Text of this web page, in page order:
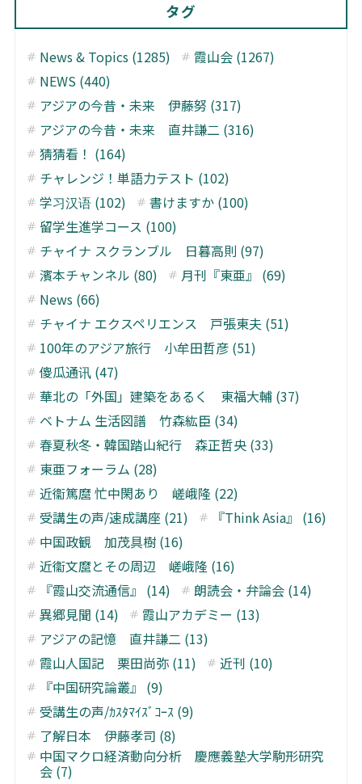
タグ
News & Topics (1285)
霞山会 (1267)
NEWS (440)
アジアの今昔・未来 伊藤努 (317)
アジアの今昔・未来 直井謙二 (316)
猜猜看！ (164)
チャレンジ！単語力テスト (102)
学习汉语 (102)
書けますか (100)
留学生進学コース (100)
チャイナ スクランブル 日暮高則 (97)
濱本チャンネル (80)
月刊『東亜』 (69)
News (66)
チャイナ エクスペリエンス 戸張東夫 (51)
100年のアジア旅行 小牟田哲彦 (51)
傻瓜通讯 (47)
華北の「外国」建築をあるく 東福大輔 (37)
ベトナム 生活図譜 竹森紘臣 (34)
春夏秋冬・韓国踏山紀行 森正哲央 (33)
東亜フォーラム (28)
近衞篤麿 忙中閑あり 嵯峨隆 (22)
受講生の声/速成講座 (21)
『Think Asia』 (16)
中国政観 加茂具樹 (16)
近衞文麿とその周辺 嵯峨隆 (16)
『霞山交流通信』 (14)
朗読会・弁論会 (14)
異郷見聞 (14)
霞山アカデミー (13)
アジアの記憶 直井謙二 (13)
霞山人国記 栗田尚弥 (11)
近刊 (10)
『中国研究論叢』 (9)
受講生の声/ｶｽﾀﾏｲｽﾞｺｰｽ (9)
了解日本 伊藤孝司 (8)
中国マクロ経済動向分析 慶應義塾大学駒形研究
会 (7)